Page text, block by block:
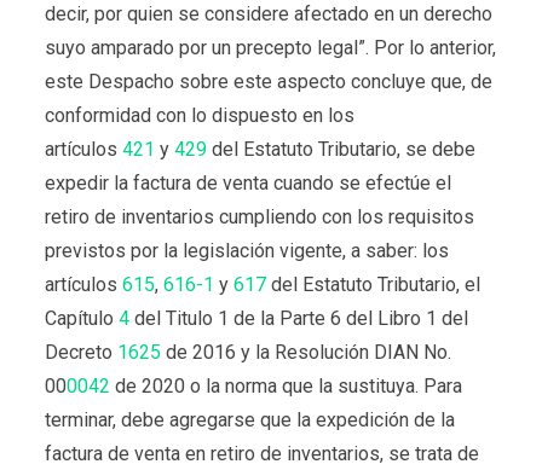
decir, por quien se considere afectado en un derecho
suyo amparado por un precepto legal”. Por lo anterior,
este Despacho sobre este aspecto concluye que, de
conformidad con lo dispuesto en los
artículos 421 y 429 del Estatuto Tributario, se debe
expedir la factura de venta cuando se efectúe el
retiro de inventarios cumpliendo con los requisitos
previstos por la legislación vigente, a saber: los
artículos 615, 616-1 y 617 del Estatuto Tributario, el
Capítulo 4 del Titulo 1 de la Parte 6 del Libro 1 del
Decreto 1625 de 2016 y la Resolución DIAN No.
000042 de 2020 o la norma que la sustituya. Para
terminar, debe agregarse que la expedición de la
factura de venta en retiro de inventarios, se trata de